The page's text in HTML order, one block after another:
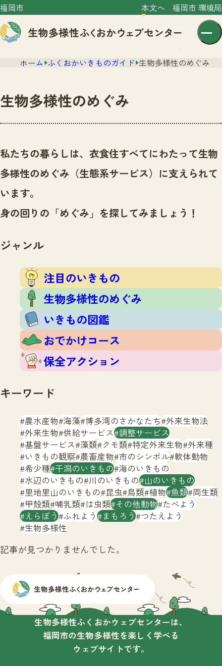
福岡市 本文へ 福岡市 環境局
センター紹介
センター紹介TOP
サイトポリシー
ニュース
いきものガイド
いきものガイドTOP
生物多様性のめぐみ
おでかけコース
保全アクション
イベント
調査レポート
調査レポートTOP
調査結果
ふくおかいきものマップ
マッチング
マッチングTOP
掲載申し込みフォーム
お問合せ
生物多様性ふくおかウェブセンターとは
サイトマップ
ホーム ふくおかいきものガイド 生物多様性のめぐみ
生物多様性のめぐみ
私たちの暮らしは、衣食住すべてにわたって生物
多様性のめぐみ（生態系サービス）に支えられて
います。
身の回りの「めぐみ」を探してみましょう！
ジャンル
注目のいきもの
生物多様性のめぐみ
いきもの図鑑
おでかけコース
保全アクション
キーワード
農水産物 海藻 博多湾のさかなたち 外来生物法
外来生物 供給サービス 調整サービス
基盤サービス 藻類 クモ類 特定外来生物 外来種
いきもの観察 農畜産物 市のシンボル 軟体動物
希少種 干潟のいきもの 海のいきもの
水辺のいきもの 川のいきもの 山のいきもの
里地里山のいきもの 昆虫 鳥類 植物 魚類 両生類
甲殻類 哺乳類 は虫類 その他動物 たべよう
えらぼう ふれよう まもろう つたえよう
生物多様性
記事が見つかりませんでした。
生物多様性ふくおかウェブセンターは、
福岡市の生物多様性を楽しく学べる
ウェブサイトです。